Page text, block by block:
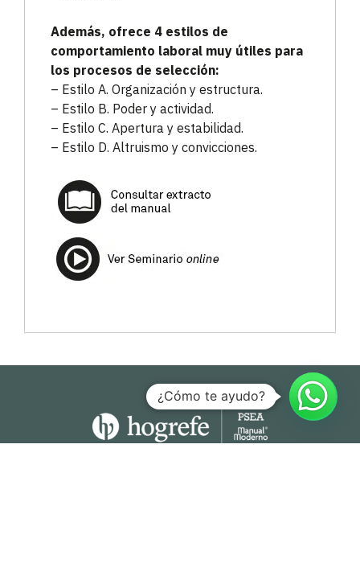
Además, ofrece 4 estilos de
comportamiento laboral muy útiles para
los procesos de selección:
– Estilo A. Organización y estructura.
– Estilo B. Poder y actividad.
– Estilo C. Apertura y estabilidad.
– Estilo D. Altruismo y convicciones.
¿Cómo te ayudo?